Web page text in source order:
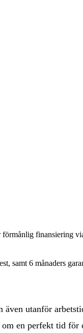
finansiering
samt 6 månaders
utanför
om en perfekt tid